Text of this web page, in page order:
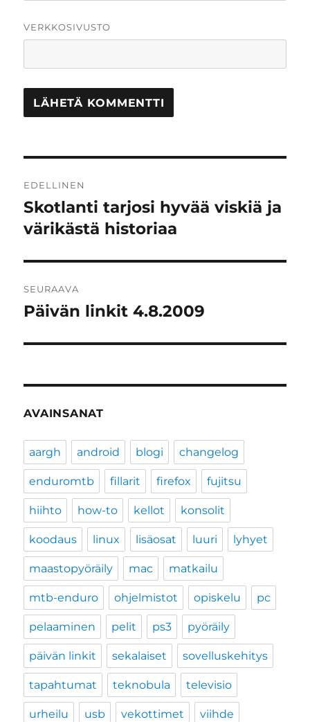
VERKKOSIVUSTO
selaus
EDELLINEN
Edellinen
artikkeli:
Skotlanti tarjosi hyvää viskiä ja
värikästä historiaa
SEURAAVA
Seuraava
Päivän linkit 4.8.2009
AVAINSANAT
aargh android blogi changelog
enduromtb fillarit firefox fujitsu
hiihto how-to kellot konsolit
koodaus linux lisäosat luuri lyhyet
maastopyöräily mac matkailu
mtb-enduro ohjelmistot opiskelu pc
pelaaminen pelit ps3 pyöräily
päivän linkit sekalaiset sovelluskehitys
tapahtumat teknobula televisio
urheilu usb vekottimet viihde